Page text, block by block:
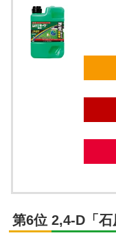
第6位 2,4-D「石